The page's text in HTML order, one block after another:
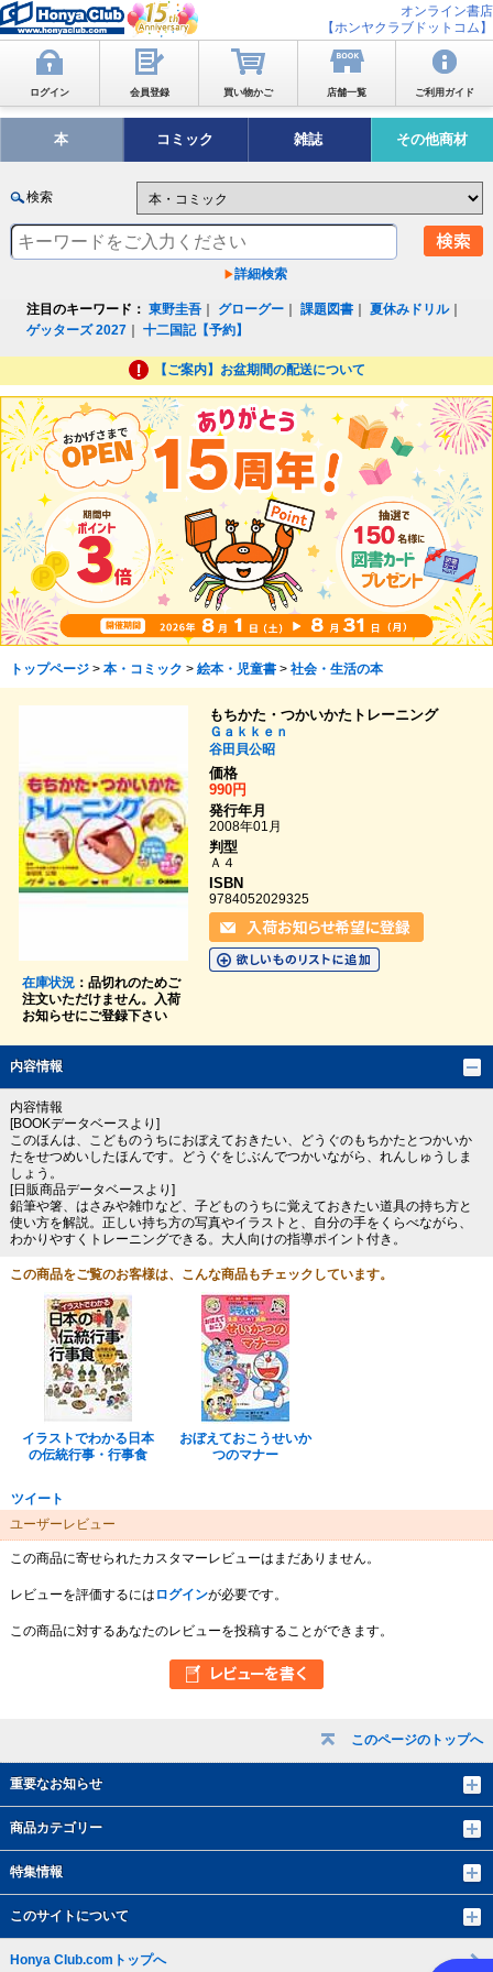
オンライン書店
【ホンヤクラブドットコム】
ログイン 会員登録 買い物かご 店舗一覧 ご利用ガイド
本 コミック 雑誌 その他商材
検索
詳細検索
注目のキーワード： 東野圭吾 グローグー ｜課題図書 ｜夏休みドリル｜
ゲッターズ 2027 ｜十二国記【予約】
【ご案内】お盆期間の配送について
このページのトップへ
重要なお知らせ
商品カテゴリー
特集情報
このサイトについて
トップページ> 本・コミック > 絵本・児童書> 社会・生活の本
在庫状況：品切れのためご
注文いただけません。入荷
お知らせにご登録下さい
もちかた・つかいかたトレーニング
Ｇａｋｋｅｎ
谷田貝公昭
価格
990円
発行年月
2008年01月
判型
Ａ４
ISBN
9784052029325
内容情報
内容情報
[BOOKデータベースより]
このほんは、こどものうちにおぼえておきたい、どうぐのもちかたとつかいか
たをせつめいしたほんです。どうぐをじぶんでつかいながら、れんしゅうしま
しょう。
[日販商品データベースより]
鉛筆や箸、はさみや雑巾など、子どものうちに覚えておきたい道具の持ち方と
使い方を解説。正しい持ち方の写真やイラストと、自分の手をくらべながら、
わかりやすくトレーニングできる。大人向けの指導ポイント付き。
この商品をご覧のお客様は、こんな商品もチェックしています。
イラストでわかる日本
の伝統行事・行事食
おぼえておこうせいか
つのマナー
ツイート
ユーザーレビュー
この商品に寄せられたカスタマーレビューはまだありません。
レビューを評価するには ログインが必要です。
この商品に対するあなたのレビューを投稿することができます。
Honya Club.comトップへ